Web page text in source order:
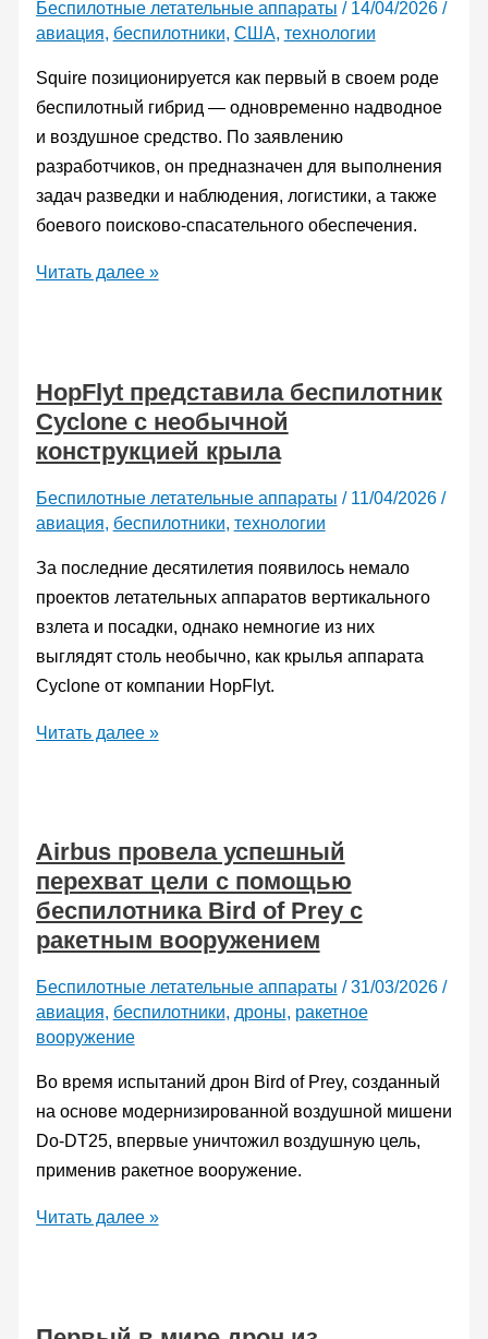
прямо
в
полете
Беспилотные летательные аппараты / 14/04/2026 /
авиация, беспилотники, США, технологии
Squire позиционируется как первый в своем роде
беспилотный гибрид — одновременно надводное
и воздушное средство. По заявлению
разработчиков, он предназначен для выполнения
задач разведки и наблюдения, логистики, а также
боевого поисково-спасательного обеспечения.
Беспилотный
эффект
экрана,
впервые
в
воздух
Читать далее »
HopFlyt представила беспилотник
Cyclone с необычной
конструкцией крыла
Беспилотные летательные аппараты / 11/04/2026 /
авиация, беспилотники, технологии
За последние десятилетия появилось немало
проектов летательных аппаратов вертикального
взлета и посадки, однако немногие из них
выглядят столь необычно, как крылья аппарата
Cyclone от компании HopFlyt.
HopFlyt
с
необычной
конструкцией
крыла
Читать далее »
Airbus провела успешный
перехват цели с помощью
беспилотника Bird of Prey с
ракетным вооружением
Беспилотные летательные аппараты /31/03/2026 /
авиация, беспилотники, дроны, ракетное
вооружение
Во время испытаний дрон Bird of Prey, созданный
на основе модернизированной воздушной мишени
Do-DT25, впервые уничтожил воздушную цель,
применив ракетное вооружение.
Airbus
цели
Читать далее »